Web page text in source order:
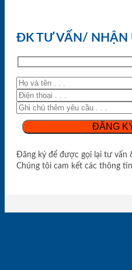
ĐK TƯ VẤN/ NHẬN
Đăng ký để được gọi lại tư vấn
Chúng tôi cam kết các thông